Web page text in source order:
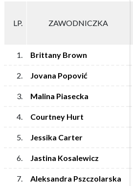
LP. ZAWODNICZKA
1. Brittany Brown
2. Jovana Popović
3. Malina Piasecka
4. Courtney Hurt
5. Jessika Carter
6. Jastina Kosalewicz
7. Aleksandra Pszczolarska
LP. ZAWODNICZKA
1. Brittany Brown
2. Jovana Popović
3. Malina Piasecka
4. Courtney Hurt
5. Jessika Carter
6. Jastina Kosalewicz
7. Aleksandra Pszczolarska